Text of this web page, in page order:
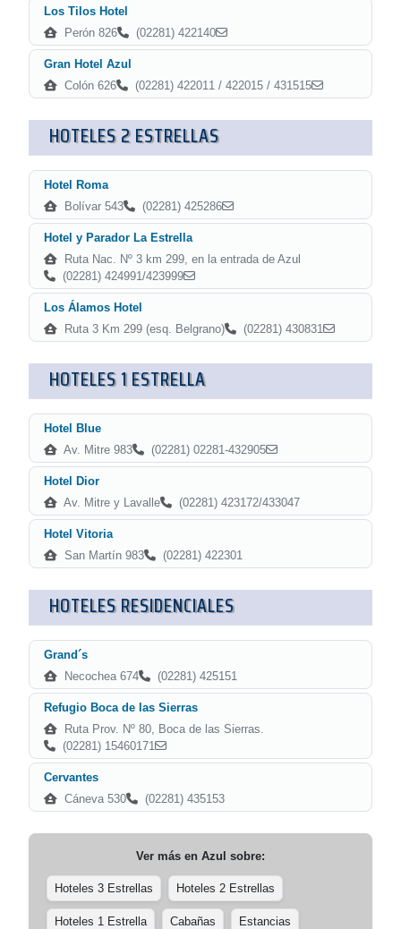
Los Tilos Hotel
Perón 826
(02281) 422140
Gran Hotel Azul
Colón 626
(02281) 422011 / 422015 / 431515
HOTELES 2 ESTRELLAS
Hotel Roma
Bolívar 543
(02281) 425286
Hotel y Parador La Estrella
Ruta Nac. Nº 3 km 299, en la entrada de Azul
(02281) 424991/423999
Los Álamos Hotel
Ruta 3 Km 299 (esq. Belgrano)
(02281) 430831
HOTELES 1 ESTRELLA
Hotel Blue
Av. Mitre 983
(02281) 02281-432905
Hotel Dior
Av. Mitre y Lavalle
(02281) 423172/433047
Hotel Vitoria
San Martín 983
(02281) 422301
HOTELES RESIDENCIALES
Grand´s
Necochea 674
(02281) 425151
Refugio Boca de las Sierras
Ruta Prov. Nº 80, Boca de las Sierras.
(02281) 15460171
Cervantes
Cáneva 530
(02281) 435153
Ver más en Azul sobre:
Hoteles 3 Estrellas Hoteles 2 Estrellas
Hoteles 1 Estrella Cabañas Estancias